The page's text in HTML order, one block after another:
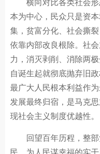
横向对比各类社会形
本为中心，民众只是资
集，贫富分化、社会撕
依靠内部改良根除。社
力，消灭剥削、消除两
自诞生起就彻底抛弃旧
最广大人民根本利益作
发展最终归宿，是马克
现社会主义制度优越性。
回望百年历程，整部
民、为人民谋幸福的实